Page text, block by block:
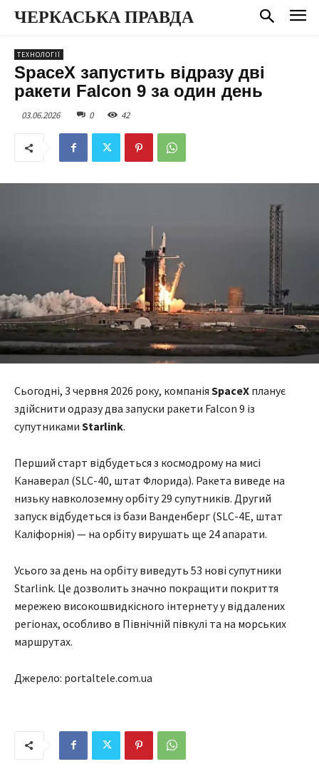
ЧЕРКАСЬКА ПРАВДА
ТЕХНОЛОГІЇ
SpaceX запустить відразу дві
ракети Falcon 9 за один день
03.06.2026 0 42
Сьогодні, 3 червня 2026 року, компанія SpaceX планує
здійснити одразу два запуски ракети Falcon 9 із
супутниками Starlink.
Перший старт відбудеться з космодрому на мисі
Канаверал (SLC-40, штат Флорида). Ракета виведе на
низьку навколоземну орбіту 29 супутників. Другий
запуск відбудеться із бази Ванденберг (SLC-4E, штат
Каліфорнія) — на орбіту вирушать ще 24 апарати.
Усього за день на орбіту виведуть 53 нові супутники
Starlink. Це дозволить значно покращити покриття
мережею високошвидкісного інтернету у віддалених
регіонах, особливо в Північній півкулі та на морських
маршрутах.
Джерело: portaltele.com.ua